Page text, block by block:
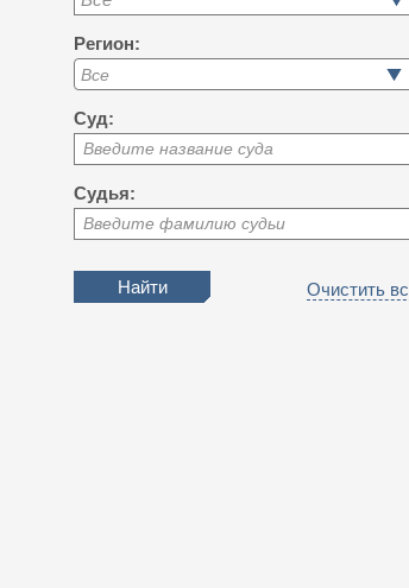
Регион:
Суд:
Введите название суда
Судья:
Введите фамилию судьи
Очистить